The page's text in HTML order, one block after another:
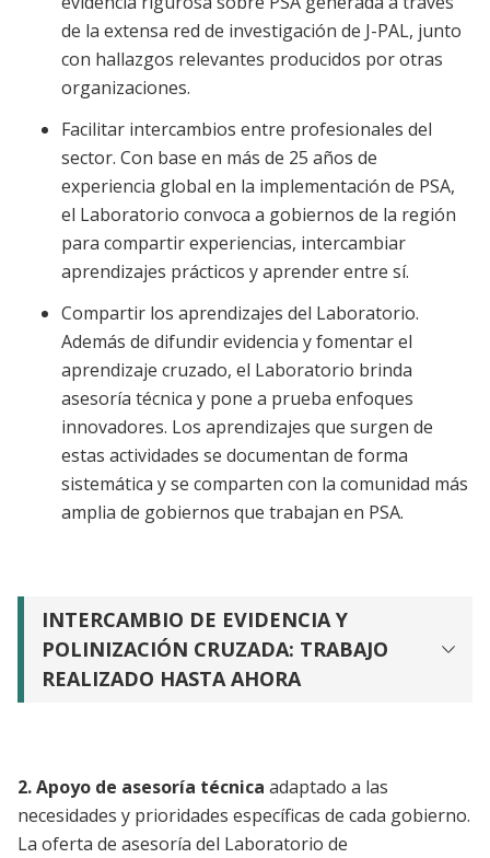
de la extensa red de investigación de J-PAL, junto
con hallazgos relevantes producidos por otras
organizaciones.
Facilitar intercambios entre profesionales del
sector. Con base en más de 25 años de
experiencia global en la implementación de PSA,
el Laboratorio convoca a gobiernos de la región
para compartir experiencias, intercambiar
aprendizajes prácticos y aprender entre sí.
Compartir los aprendizajes del Laboratorio.
Además de difundir evidencia y fomentar el
aprendizaje cruzado, el Laboratorio brinda
asesoría técnica y pone a prueba enfoques
innovadores. Los aprendizajes que surgen de
estas actividades se documentan de forma
sistemática y se comparten con la comunidad más
amplia de gobiernos que trabajan en PSA.
INTERCAMBIO DE EVIDENCIA Y
POLINIZACIÓN CRUZADA: TRABAJO
REALIZADO HASTA AHORA
2. Apoyo de asesoría técnica adaptado a las
necesidades y prioridades específicas de cada gobierno.
La oferta de asesoría del Laboratorio de